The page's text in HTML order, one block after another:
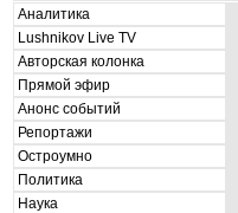
Аналитика
Lushnikov Live TV
Авторская колонка
Прямой эфир
Анонс событий
Репортажи
Остроумно
Политика
Наука